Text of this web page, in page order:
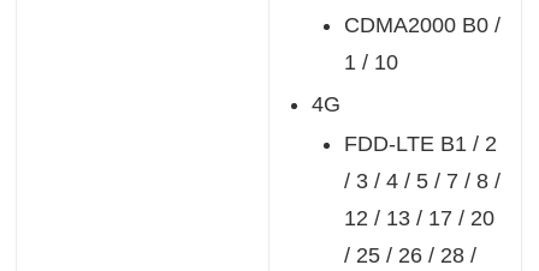
CDMA2000 B0 /
1 / 10
4G
FDD-LTE B1 / 2
/ 3 / 4 / 5 / 7 / 8 /
12 / 13 / 17 / 20
/ 25 / 26 / 28 /